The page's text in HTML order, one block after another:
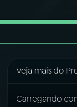
Veja mais do
Carregando